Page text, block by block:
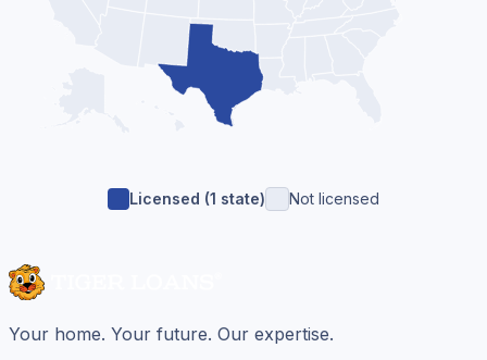
Licensed (1 state) Not licensed
Your home. Your future. Our expertise.